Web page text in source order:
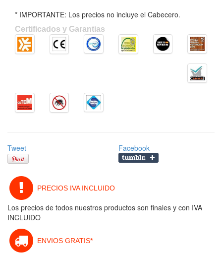
* IMPORTANTE: Los precios no incluye el Cabecero.
Certificados y Garantias
Tweet Facebook
PRECIOS IVA INCLUIDO
Los precios de todos nuestros productos son finales y con IVA
INCLUIDO
ENVIOS GRATIS*